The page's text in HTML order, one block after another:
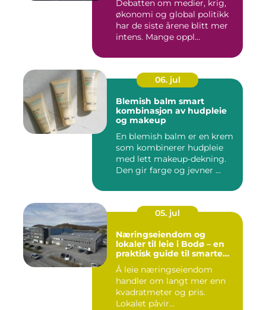
Debatten om medier, krig,
økonomi og global politikk
har de siste årene blitt mer
intens. Mange oppl...
06. jul
Blemish balm smart
kombinasjon av hudpleie
og makeup
En blemish balm er en krem
som kombinerer hudpleie
med lett makeup-dekning.
Den gir farge og jevner ...
05. jul
Næringseiendom og
lokaler til leie i Bodø – en
praktisk guide til smarte
valg
Å leie næringseiendom
handler om langt mer enn
kvadratmeter og pris.
Lokalet påvir...